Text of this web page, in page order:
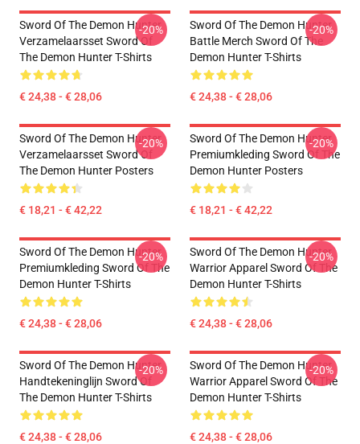
Sword Of The Demon Hunter
Verzamelaarsset Sword Of
The Demon Hunter T-Shirts
€ 24,38 - € 28,06
-20%
Sword Of The Demon Hunter
Battle Merch Sword Of The
Demon Hunter T-Shirts
€ 24,38 - € 28,06
-20%
Sword Of The Demon Hunter
Verzamelaarsset Sword Of
The Demon Hunter Posters
€ 18,21 - € 42,22
-20%
Sword Of The Demon Hunter
Premiumkleding Sword Of The
Demon Hunter Posters
€ 18,21 - € 42,22
-20%
Sword Of The Demon Hunter
Premiumkleding Sword Of The
Demon Hunter T-Shirts
€ 24,38 - € 28,06
-20%
Sword Of The Demon Hunter
Warrior Apparel Sword Of The
Demon Hunter T-Shirts
€ 24,38 - € 28,06
-20%
Sword Of The Demon Hunter
Handtekeninglijn Sword Of
The Demon Hunter T-Shirts
€ 24,38 - € 28,06
-20%
Sword Of The Demon Hunter
Warrior Apparel Sword Of The
Demon Hunter T-Shirts
€ 24,38 - € 28,06
-20%